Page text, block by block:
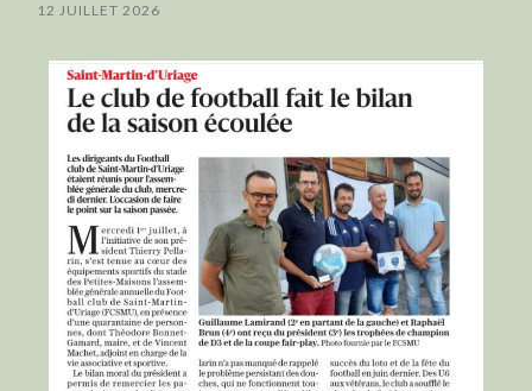
12 JUILLET 2026